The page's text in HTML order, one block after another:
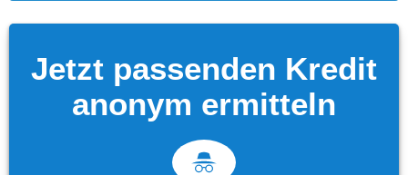
Jetzt passenden Kredit
anonym ermitteln